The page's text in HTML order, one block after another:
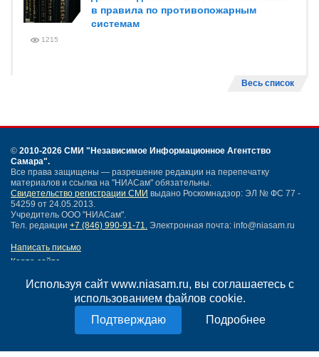
Используя сайт www.niasam.ru, вы соглашаетесь с
использованием файлов cookie.
Подробнее
в правила по противопожарным
системам
1215
Весь список
© 2010-2026 СМИ "Независимое Информационное Агентство
Самара".
Все права защищены — разрешение редакции на перепечатку
материалов и ссылка на "НИАСам" обязательны.
Свидетельство регистрации СМИ выдано Роскомнадзор: ЭЛ № ФС 77 -
54259 от 24.05.2013.
Учредитель ООО "НИАСам".
Тел. редакции +7 (846) 990-91-71. Электронная почта: info@niasam.ru
Написать письмо
Карта сайта
Политика конфиденциальности
Согласие на обработку персональных данных